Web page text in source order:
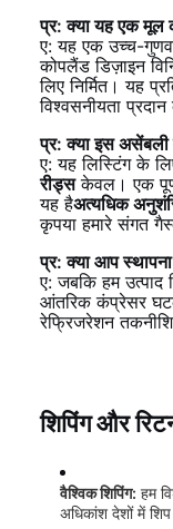
प्र: क्या यह एक मूल
ए: यह एक उच्च-
कोपलैंड डिज़ाइन
लिए निर्मित। यह
विश्वसनीयता
प्र: क्या इस
ए: यह लिस्टिंग के
रीड्सकेवल। एक
यह हैअत्यधिक
कृपया हमारे संगत
प्र: क्या आप
ए: जबकि हम उत्पाद
आंतरिक कंप्रेसर
रेफ्रिजरेशन
शिपिंग और
वैश्विक शिपिंग: हम
अधिकांश देशों में